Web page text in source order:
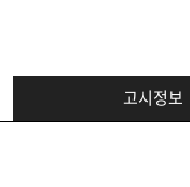
고시정보